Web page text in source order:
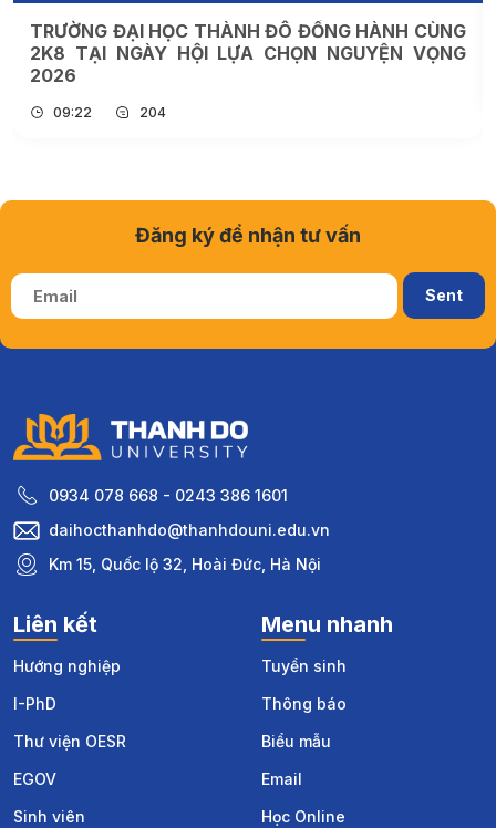
ĐỒNG HÀNH CÙNG
NGUYỆN VỌNG
NGÀNH NGHỀ CỦA TRẢI
VÌ SAO NGÀY CÀNG ĐƯỢC
0934 078 668 - 0243 386 1601
daihocthanhdo@thanhdouni.edu.vn
Km 15, Quốc lộ 32, Hoài Đức, Hà Nội
Liên kết
Hướng nghiệp
I-PhD
Thư viện OESR
EGOV
Sinh viên
Menu nhanh
Tuyển sinh
Thông báo
Biểu mẫu
Email
Học Online
Đăng ký để nhận tư vấn